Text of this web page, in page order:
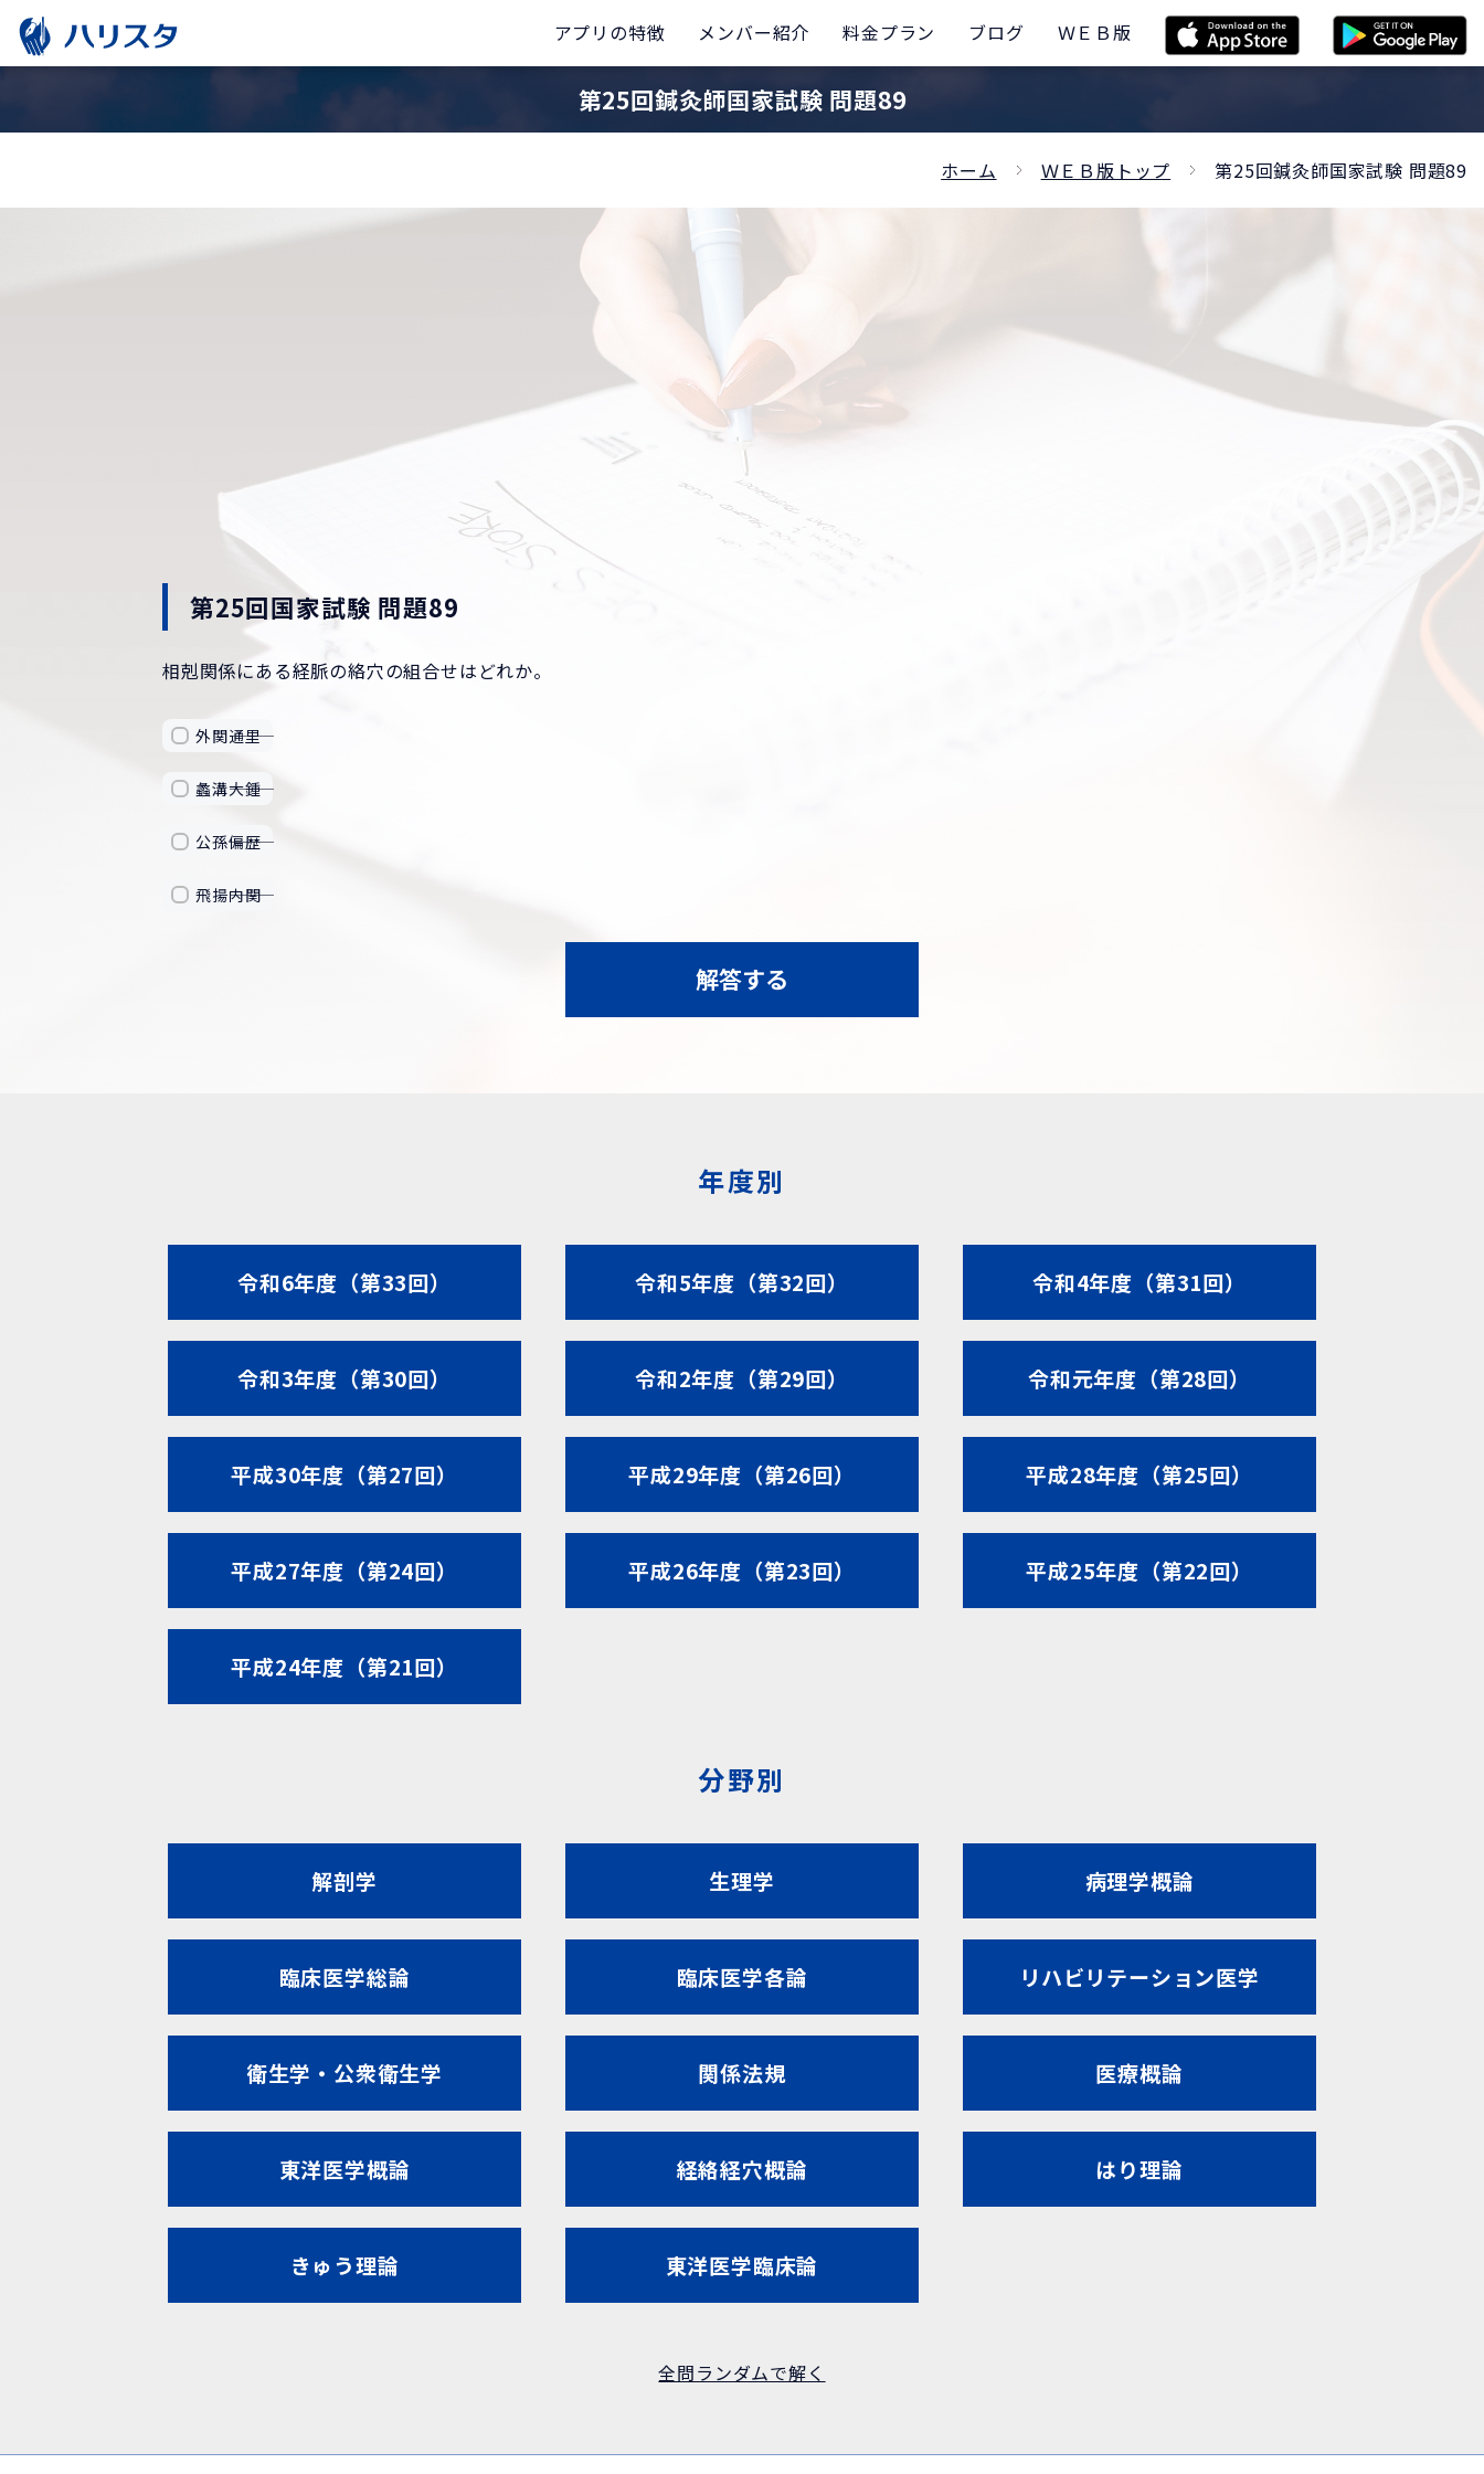
アプリの特徴 メンバー紹介 料金プラン ブログ ＷＥＢ版
第25回鍼灸師国家試験 問題89
ホーム ＷＥＢ版トップ 第25回鍼灸師国家試験 問題89
第25回国家試験 問題89
相剋関係にある経脈の絡穴の組合せはどれか。
外関―――通里
蠡溝―――大鍾
公孫―――偏歴
飛揚―――内関
解答する
年度別
令和6年度（第33回） 令和5年度（第32回） 令和4年度（第31回）
令和3年度（第30回） 令和2年度（第29回） 令和元年度（第28回）
平成30年度（第27回） 平成29年度（第26回） 平成28年度（第25回）
平成27年度（第24回） 平成26年度（第23回） 平成25年度（第22回）
平成24年度（第21回）
分野別
解剖学 生理学 病理学概論
臨床医学総論 臨床医学各論 リハビリテーション医学
衛生学・公衆衛生学 関係法規 医療概論
東洋医学概論 経絡経穴概論 はり理論
きゅう理論 東洋医学臨床論
全問ランダムで解く